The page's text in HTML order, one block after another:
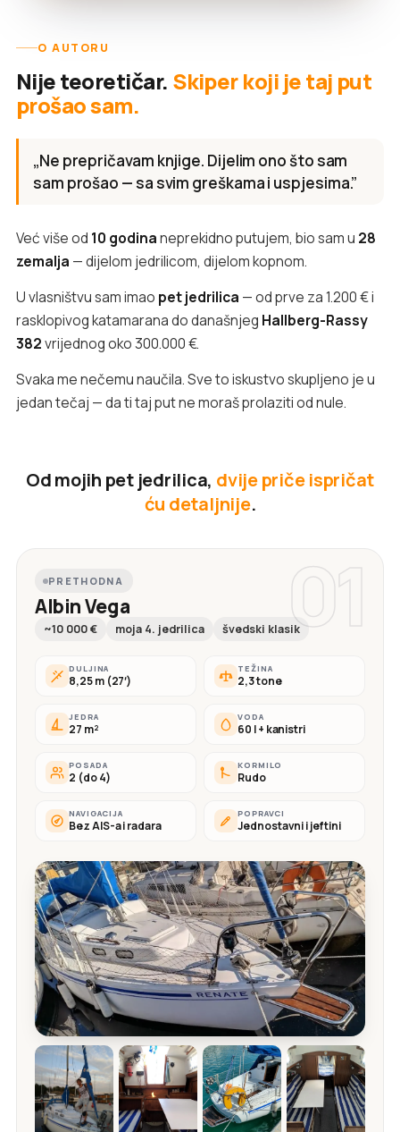
O AUTORU
Nije teoretičar. Skiper koji je taj put
prošao sam.
„Ne prepričavam knjige. Dijelim ono što sam
sam prošao — sa svim greškama i uspjesima.”
Već više od 10 godinaneprekidno putujem, bio sam u 28
zemalja — dijelom jedrilicom, dijelom kopnom.
U vlasništvu sam imao pet jedrilica — od prve za 1.200 € i
rasklopivog katamarana do današnjeg Hallberg-Rassy
382vrijednog oko 300.000 €.
Svaka me nečemu naučila. Sve to iskustvo skupljeno je u
jedan tečaj — da ti taj put ne moraš prolaziti od nule.
Od mojih pet jedrilica, dvije priče ispričat
ću detaljnije.
01
PRETHODNA
Albin Vega
~10 000 € moja 4. jedrilica švedski klasik
DULJINA
8,25 m (27′)
TEŽINA
2,3 tone
JEDRA
27 m²
VODA
60 l + kanistri
POSADA
2 (do 4)
KORMILO
Rudo
NAVIGACIJA
Bez AIS-a i radara
POPRAVCI
Jednostavni i jeftini